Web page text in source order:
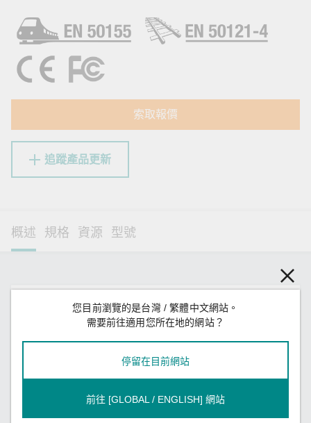
索取報價
追蹤產品更新
概述 規格 資源 型號
ToughNet TN-4500B 系列 M12 網管型乙太網路交換
器使用 M12 圓形接頭，確保連接緊密牢固，確保在振
動和衝擊常見的工業環境中可正常運作。TN-4500B
系列乙太網路交換器提供 8 至 28 個乙太網路連接埠，
您目前瀏覽的是台灣 / 繁體中文網站。
需要前往適用您所在地的網站？
停留在目前網站
前往 [GLOBAL / ENGLISH] 網站